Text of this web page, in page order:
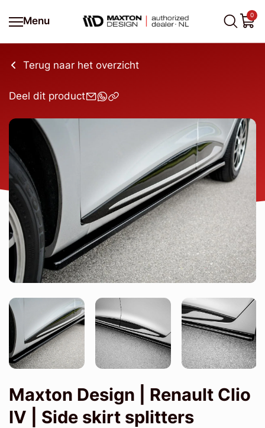
Menu
0
Terug naar het overzicht
Deel dit product
Maxton Design | Renault Clio
IV | Side skirt splitters